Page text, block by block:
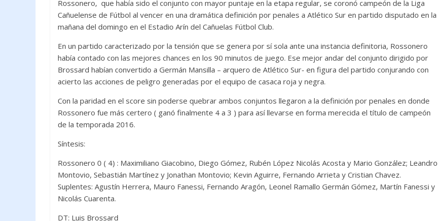
o
k
p
p
Rossonero, que había sido el conjunto con mayor puntaje en la etapa regular, se coronó campeón de la Liga
Cañuelense de Fútbol al vencer en una dramática definición por penales a Atlético Sur en partido disputado en la
mañana del domingo en el Estadio Arín del Cañuelas Fútbol Club.
En un partido caracterizado por la tensión que se genera por sí sola ante una instancia definitoria, Rossonero
había contado con las mejores chances en los 90 minutos de juego. Ese mejor andar del conjunto dirigido por
Brossard habían convertido a Germán Mansilla – arquero de Atlético Sur- en figura del partido conjurando con
acierto las acciones de peligro generadas por el equipo de casaca roja y negra.
Con la paridad en el score sin poderse quebrar ambos conjuntos llegaron a la definición por penales en donde
Rossonero fue más certero ( ganó finalmente 4 a 3 ) para así llevarse en forma merecida el título de campeón
de la temporada 2016.
Síntesis:
Rossonero 0 ( 4) : Maximiliano Giacobino, Diego Gómez, Rubén López Nicolás Acosta y Mario González; Leandro
Montovio, Sebastián Martínez y Jonathan Montovio; Kevin Aguirre, Fernando Arrieta y Cristian Chavez.
Suplentes: Agustín Herrera, Mauro Fanessi, Fernando Aragón, Leonel Ramallo Germán Gómez, Martín Fanessi y
Nicolás Cuarenta.
DT: Luis Brossard